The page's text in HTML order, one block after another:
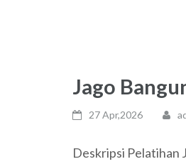
Jago
27 Apr,2026
Deskripsi Pelatihan